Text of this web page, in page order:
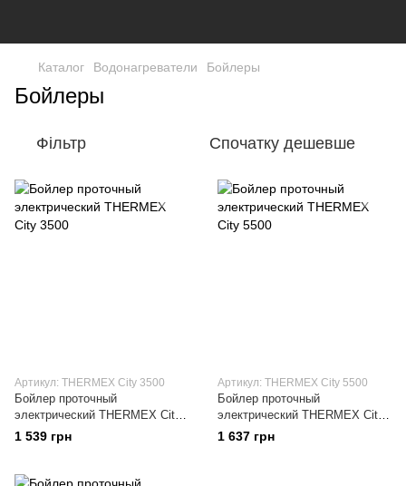
Каталог Водонагреватели Бойлеры
Бойлеры
Фільтр Спочатку дешевше
Артикул: THERMEX City 3500
Бойлер проточный
электрический THERMEX City
3500
1 539 грн
Артикул: THERMEX City 5500
Бойлер проточный
электрический THERMEX City
5500
1 637 грн